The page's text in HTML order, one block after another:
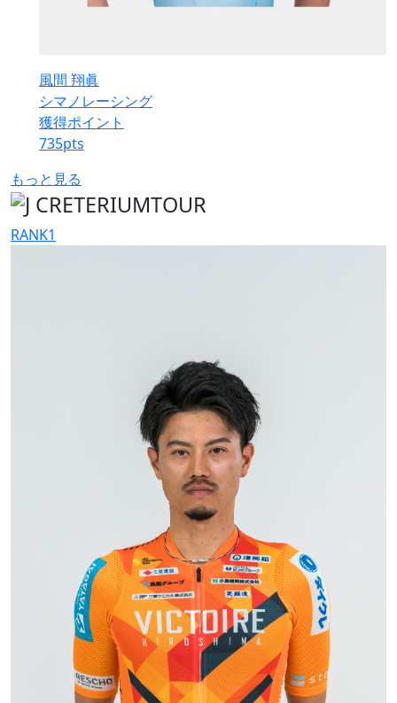
風間 翔眞
シマノレーシング
獲得ポイント
735pts
もっと見る
RANK1